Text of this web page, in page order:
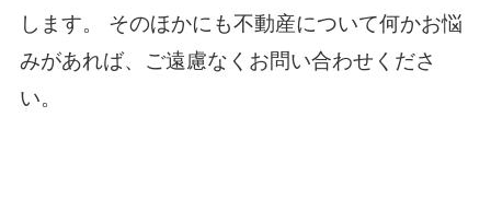
します。 そのほかにも不動産について何かお悩
みがあれば、ご遠慮なくお問い合わせくださ
い。